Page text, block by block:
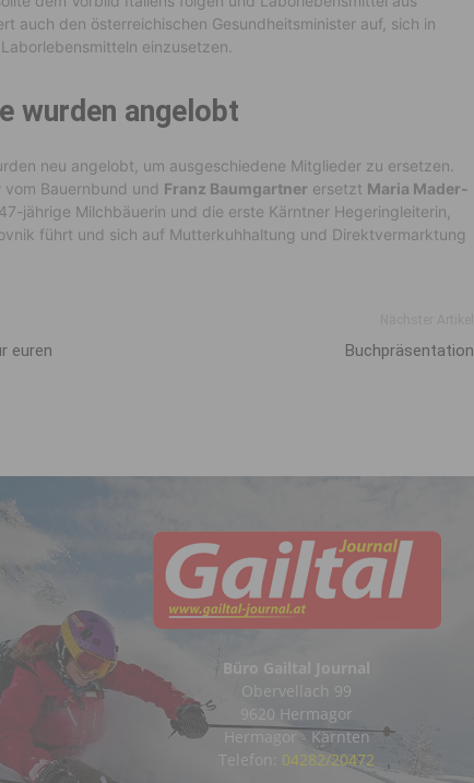
auch den österreichischen Gesundheitsminister auf, sich in
einzusetzen.
wurden angelobt
neu angelobt, um ausgeschiedene Mitglieder zu ersetzen.
vom Bauernbund und Franz Baumgartner ersetzt Maria Mader-
jährige Milchbäuerin und die erste Kärntner Hegeringleiterin,
führt und sich auf Mutterkuhhaltung und Direktvermarktung
euren
Buchpräsentation
Büro Gailtal Journal
Obervellach 99
9620 Hermagor
Hermagor - Kärnten
Telefon: 04282/20472